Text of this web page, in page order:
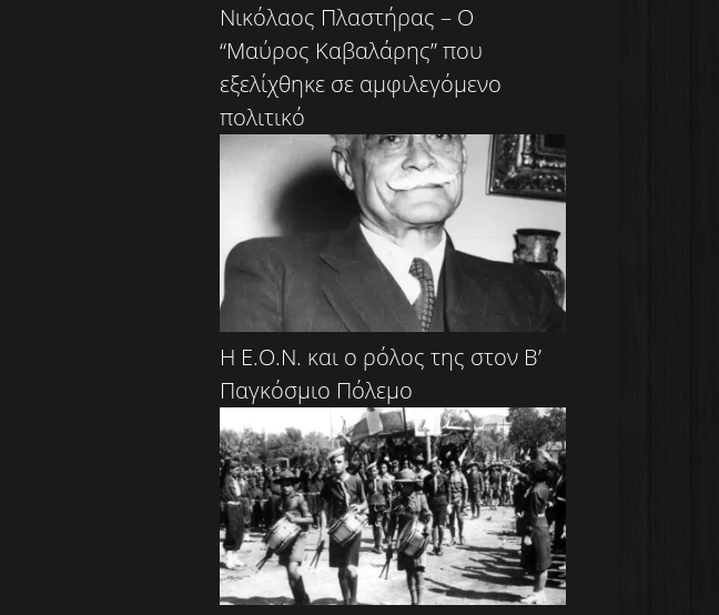
Νικόλαος Πλαστήρας – Ο
“Μαύρος Καβαλάρης” που
εξελίχθηκε σε αμφιλεγόμενο
πολιτικό
Η Ε.Ο.Ν. και ο ρόλος της στον Β’
Παγκόσμιο Πόλεμο